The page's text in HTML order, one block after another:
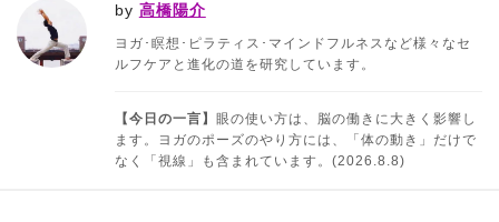
by 高橋陽介
ヨガ･瞑想･ピラティス･マインドフルネスなど様々なセ
ルフケアと進化の道を研究しています。
【今日の一言】 眼の使い方は、脳の働きに大きく影響し
ます。ヨガのポーズのやり方には、「体の動き」だけで
なく「視線」も含まれています。(2026.8.8)